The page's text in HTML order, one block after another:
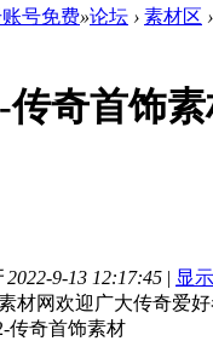
号免费»论坛 › 素材区 ›
传奇首饰
2022-9-13 12:17:45 | 显
材网欢迎广大传奇爱
传奇首饰素材